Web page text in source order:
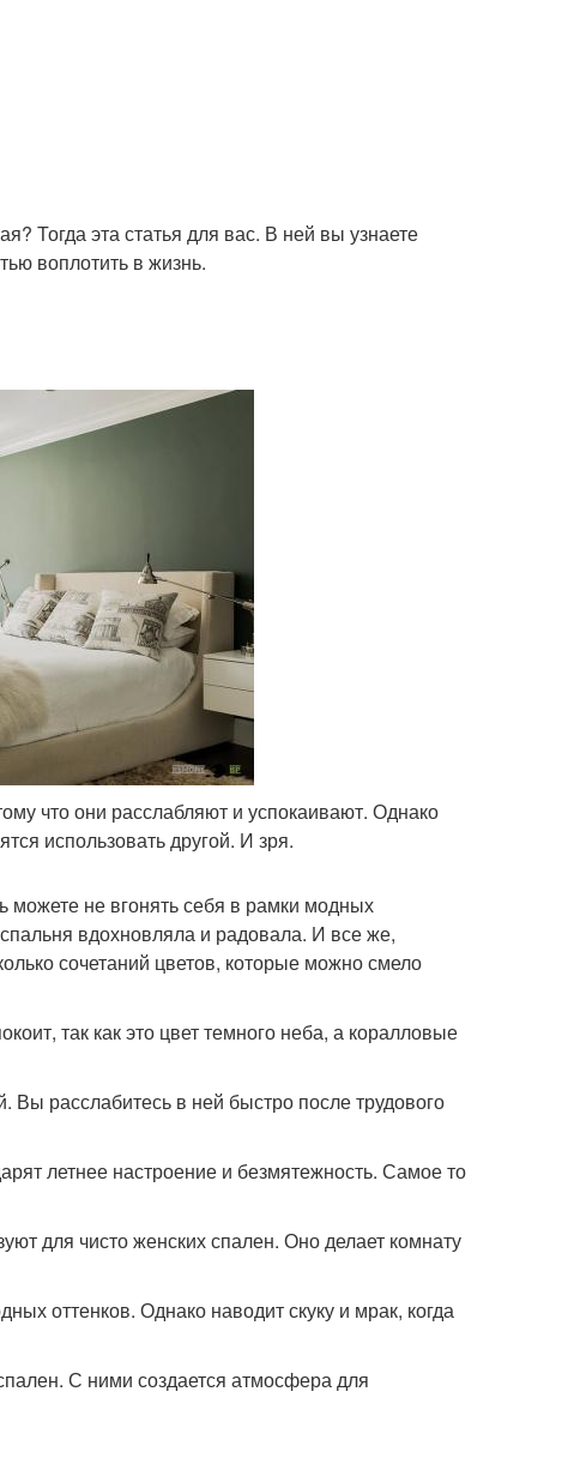
Тогда эта статья для вас. В ней вы узнаете
воплотить в жизнь.
что они расслабляют и успокаивают. Однако
использовать другой. И зря.
можете не вгонять себя в рамки модных
вдохновляла и радовала. И все же,
сочетаний цветов, которые можно смело
так как это цвет темного неба, а коралловые
расслабитесь в ней быстро после трудового
летнее настроение и безмятежность. Самое то
для чисто женских спален. Оно делает комнату
оттенков. Однако наводит скуку и мрак, когда
С ними создается атмосфера для